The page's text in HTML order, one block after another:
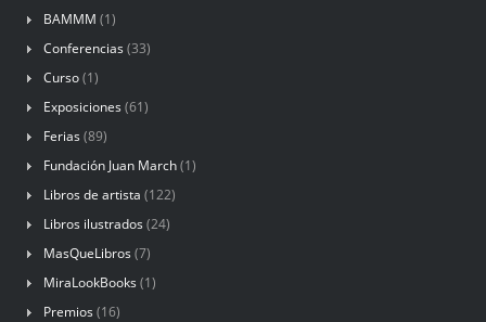
BAMMM (1)
Conferencias (33)
Curso(1)
Exposiciones (61)
Ferias (89)
Fundación Juan March(1)
Libros de artista (122)
Libros ilustrados (24)
MasQueLibros (7)
MiraLookBooks (1)
Premios (16)